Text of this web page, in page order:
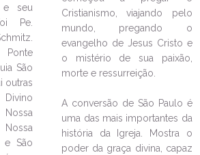
e seu
Pe.
São
outras
Divino
e São
Cristianismo, viajando pelo
mundo, pregando o
evangelho de Jesus Cristo e
o mistério de sua paixão,
morte e ressurreição.
A conversão de São Paulo é
uma das mais importantes da
história da Igreja. Mostra o
poder da graça divina, capaz